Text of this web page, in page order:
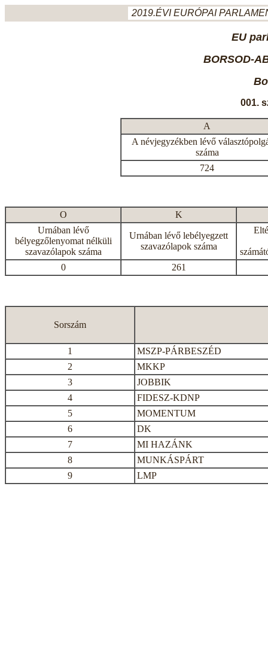
2019.ÉVI EURÓPAI
EU
BORSOD-
001.
A
A névjegyzékben lévő
száma
724
O
K
Urnában lévő
bélyegzőlenyomat nélküli
szavazólapok száma
Urnában lévő lebélyegzett
szavazólapok száma
0
261
Sorszám
1
MSZP-PÁRBESZÉD
2
MKKP
3
JOBBIK
4
FIDESZ-KDNP
5
MOMENTUM
6
DK
7
MI HAZÁNK
8
MUNKÁSPÁRT
9
LMP